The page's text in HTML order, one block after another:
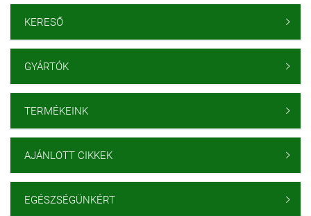
KERESŐ 
GYÁRTÓK 
TERMÉKEINK 
AJÁNLOTT CIKKEK 
EGÉSZSÉGÜNKÉRT 